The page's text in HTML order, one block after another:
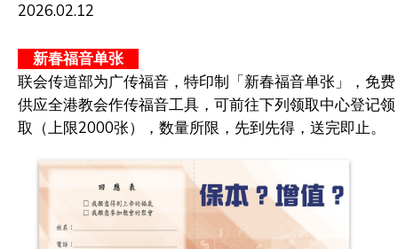
2026.02.12
新春福音单张
联会传道部为广传福音，特印制「新春福音单张」，免费
供应全港教会作传福音工具 ，可前往下列领取中心登记领
取（上限2000张），数量所限，先到先得，送完即止。